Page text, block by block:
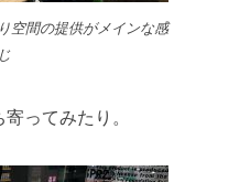
空間の提供がメインな感
じ
ってみたり。